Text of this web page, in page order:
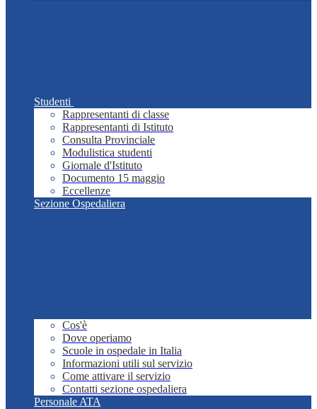
Studenti
Rappresentanti di classe
Rappresentanti di Istituto
Consulta Provinciale
Modulistica studenti
Giornale d'Istituto
Documento 15 maggio
Eccellenze
Sezione Ospedaliera
Cos'è
Dove operiamo
Scuole in ospedale in Italia
Informazioni utili sul servizio
Come attivare il servizio
Contatti sezione ospedaliera
Personale ATA